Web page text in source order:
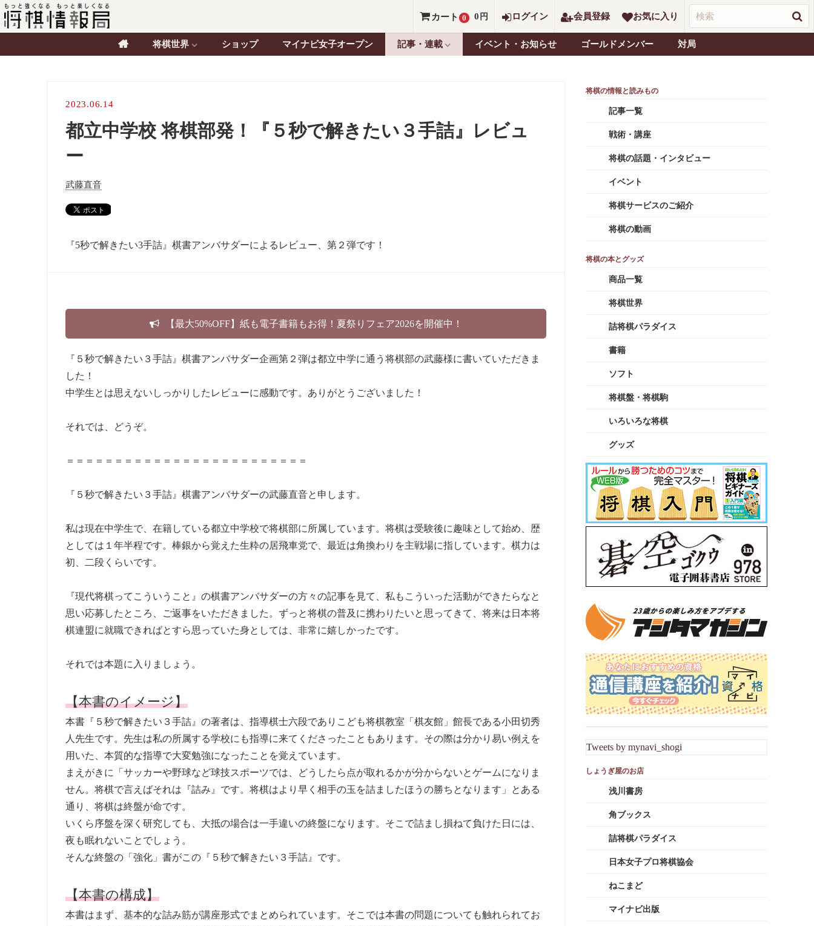
カート 0 0 円 ログイン 会員登録 お気に入り
将棋世界 ショップ マイナビ女子オープン 記事・連載 イベント・お知らせ ゴールドメンバー 対局
2023.06.14
都立中学校 将棋部発！『５秒で解きたい３手詰』レビュ
ー
武藤直音
『5秒で解きたい3手詰』棋書アンバサダーによるレビュー、第２弾です！
【最大50%OFF】紙も電子書籍もお得！夏祭りフェア2026を開催中！
『５秒で解きたい３手詰』棋書アンバサダー企画第２弾は都立中学に通う将棋部の武藤様に書いていただきま
した！
中学生とは思えないしっかりしたレビューに感動です。ありがとうございました！
それでは、どうぞ。
＝＝＝＝＝＝＝＝＝＝＝＝＝＝＝＝＝＝＝＝＝＝＝＝＝
『５秒で解きたい３手詰』棋書アンバサダーの武藤直音と申します。
私は現在中学生で、在籍している都立中学校で将棋部に所属しています。将棋は受験後に趣味として始め、歴
としては１年半程です。棒銀から覚えた生粋の居飛車党で、最近は角換わりを主戦場に指しています。棋力は
初、二段くらいです。
『現代将棋ってこういうこと』の棋書アンバサダーの方々の記事を見て、私もこういった活動ができたらなと
思い応募したところ、ご返事をいただきました。ずっと将棋の普及に携わりたいと思ってきて、将来は日本将
棋連盟に就職できればとすら思っていた身としては、非常に嬉しかったです。
それでは本題に入りましょう。
【本書のイメージ】
本書『５秒で解きたい３手詰』の著者は、指導棋士六段でありこども将棋教室「棋友館」館長である小田切秀
人先生です。先生は私の所属する学校にも指導に来てくださったこともあります。その際は分かり易い例えを
用いた、本質的な指導で大変勉強になったことを覚えています。
まえがきに「サッカーや野球など球技スポーツでは、どうしたら点が取れるかが分からないとゲームになりま
せん。将棋で言えばそれは『詰み』です。将棋はより早く相手の玉を詰ましたほうの勝ちとなります」とある
通り、将棋は終盤が命です。
いくら序盤を深く研究しても、大抵の場合は一手違いの終盤になります。そこで詰まし損ねて負けた日には、
夜も眠れないことでしょう。
そんな終盤の「強化」書がこの『５秒で解きたい３手詰』です。
【本書の構成】
本書はまず、基本的な詰み筋が講座形式でまとめられています。そこでは本書の問題についても触れられてお
記事一覧
戦術・講座
将棋の話題・インタビュー
イベント
将棋サービスのご紹介
将棋の動画
商品一覧
将棋世界
詰将棋パラダイス
書籍
ソフト
将棋盤・将棋駒
いろいろな将棋
グッズ
Tweets by mynavi_shogi
浅川書房
角ブックス
詰将棋パラダイス
日本女子プロ将棋協会
ねこまど
マイナビ出版